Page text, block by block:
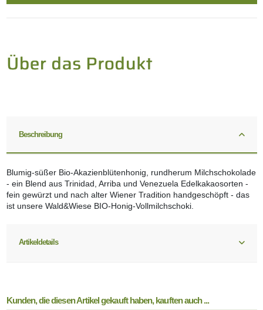
Beschreibung
Blumig-süßer Bio-Akazienblütenhonig, rundherum Milchschokolade
- ein Blend aus Trinidad, Arriba und Venezuela Edelkakaosorten -
fein gewürzt und nach alter Wiener Tradition handgeschöpft - das
ist unsere Wald&Wiese BIO-Honig-Vollmilchschoki.
Artikeldetails
Kunden, die diesen Artikel gekauft haben, kauften auch ...